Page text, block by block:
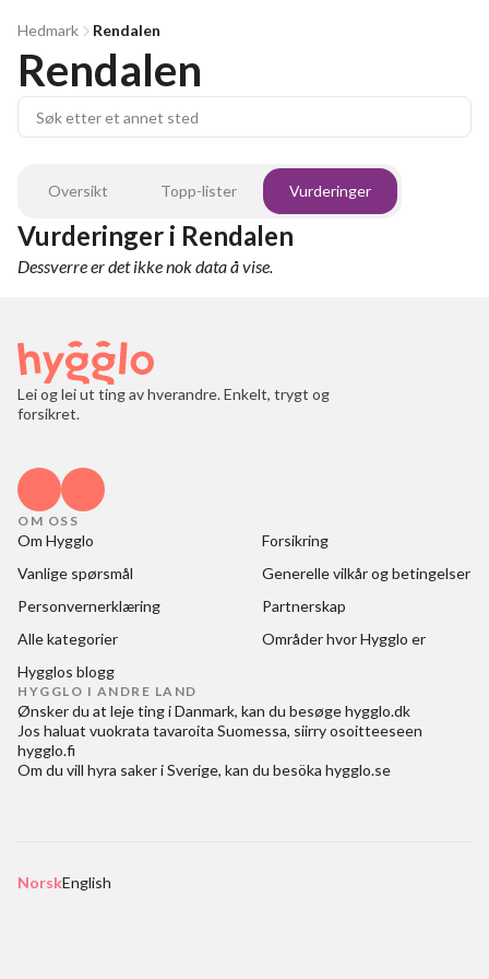
Hedmark Rendalen
Rendalen
Oversikt Topp-lister Vurderinger
Vurderinger i Rendalen
Dessverre er det ikke nok data å vise.
Lei og lei ut ting av hverandre. Enkelt, trygt og
forsikret.
OM OSS
Om Hygglo
Forsikring
Vanlige spørsmål
Generelle vilkår og betingelser
Personvernerklæring
Partnerskap
Alle kategorier
Områder hvor Hygglo er
Hygglos blogg
HYGGLO I ANDRE LAND
Ønsker du at leje ting i Danmark, kan du besøgehygglo.dk
Jos haluat vuokrata tavaroita Suomessa, siirry osoitteeseen
hygglo.fi
Om du vill hyra saker i Sverige, kan du besöka hygglo.se
NorskEnglish